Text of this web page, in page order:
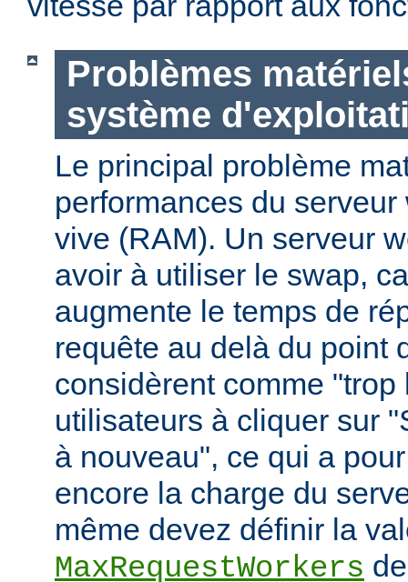
Problèmes
système
Le principal problème
performances du
vive (RAM). Un serveur
avoir à utiliser le swap,
augmente le temps de
requête au delà du point
considèrent comme
utilisateurs à cliquer sur
à nouveau", ce qui a
encore la charge du
même devez définir la
MaxRequestWorkers